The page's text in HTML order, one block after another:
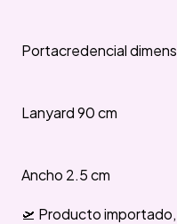
Portacredencial
Lanyard 90 cm
Ancho 2.5 cm
🛫 Producto